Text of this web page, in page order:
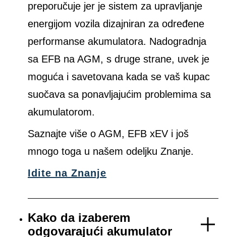
preporučuje jer je sistem za upravljanje
energijom vozila dizajniran za određene
performanse akumulatora. Nadogradnja
sa EFB na AGM, s druge strane, uvek je
moguća i savetovana kada se vaš kupac
suočava sa ponavljajućim problemima sa
akumulatorom.
Saznajte više o AGM, EFB xEV i još
mnogo toga u našem odeljku Znanje.
Idite na Znanje
Kako da izaberem
odgovarajući akumulator